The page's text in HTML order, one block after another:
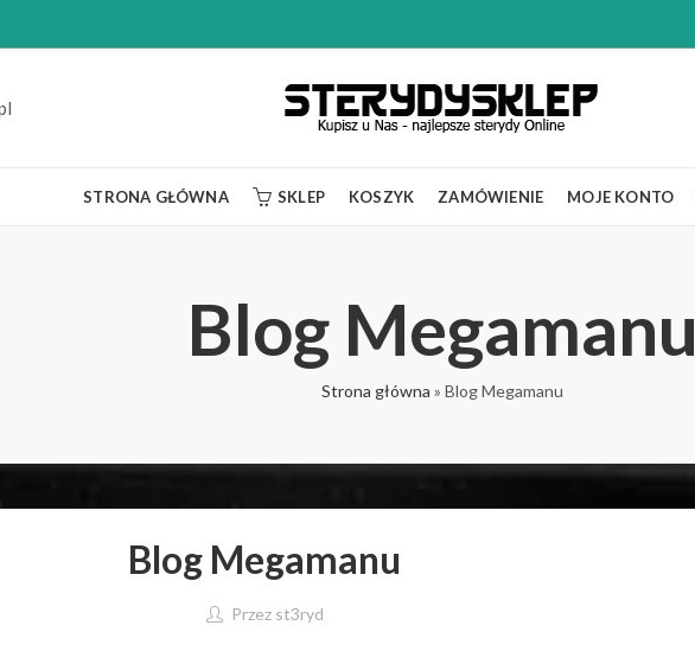
STRONA GŁÓWNA SKLEP KOSZYK ZAMÓWIENIE MOJE KONTO
Blog Megamanu
Strona główna » Blog Megamanu
Blog Megamanu
Przez st3ryd